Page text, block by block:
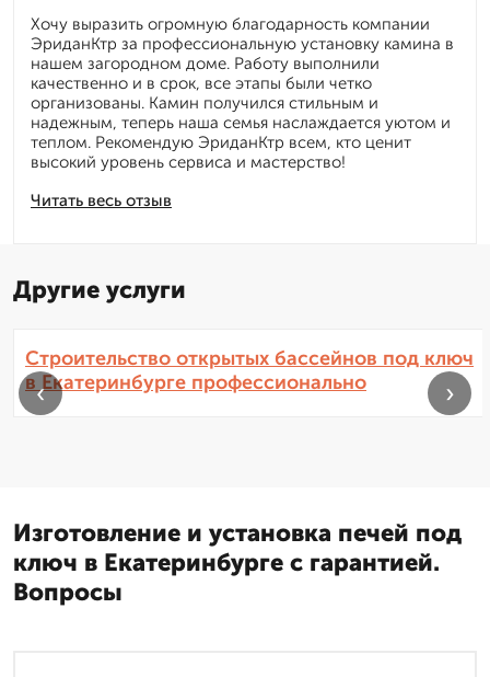
Читать весь отзыв
Хочу выразить огромную благодарность компании
ЭриданКтр за профессиональную установку камина в
нашем загородном доме. Работу выполнили
качественно и в срок, все этапы были четко
организованы. Камин получился стильным и
надежным, теперь наша семья наслаждается уютом и
теплом. Рекомендую ЭриданКтр всем, кто ценит
высокий уровень сервиса и мастерство!
Другие услуги
Строительство открытых бассейнов под ключ
в Екатеринбурге профессионально
‹ ›
Изготовление и установка печей под
ключ в Екатеринбурге с гарантией.
Вопросы